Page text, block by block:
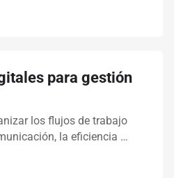
para gestión
los flujos de trabajo
la eficiencia …